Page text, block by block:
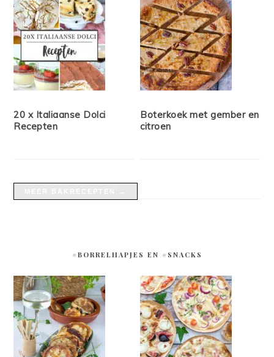
20 x Italiaanse Dolci
Recepten
Boterkoek met gember en
citroen
#BORRELHAPJES EN #SNACKS